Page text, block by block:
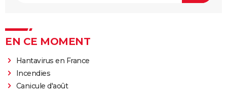
EN CE MOMENT
Hantavirus en France
Incendies
Canicule d'août